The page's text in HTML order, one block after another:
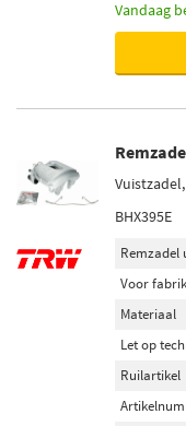
Vandaag
Vuistzadel,
BHX395E
Remzadel
Voor
Materiaal
Let op
Ruilartikel